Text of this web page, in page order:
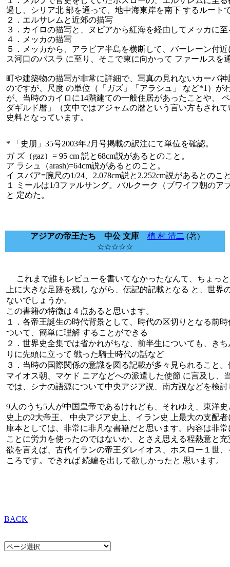
過し、シリア北 部を通って、地中海東岸を南下 するルート
２．エルサレムと近郊の描写
３．カイロの描写と、ヌビアから紅海を経由してメッカに
４．メッカの描写
５．メッカから、アラビア半島を横断して、バーレーン付
ス河口のバスラ に至り、そこで東に向かって ファールス
町や建築物の描写が非常に詳細で、写真の見れないカーバ
のですが、尺度 の単位（「ガズ」「アラシュ」 など*1）
が、当時のカイロに14階建ての一般住居があったことや、
ダギルド暦」（文中ではアジャムの暦という言い方もされ
史料となっています。
* 「史朋」35号2003年2月号掲載の訳注にて単位を確認。
ガ ズ（gaz）= 95 cm 説と68cm説があるとのこと。
ア ラシュ（arash)=64cm説があるとのこと。
イ スバア=腕尺の1/24、2.078cm説と2.252cm説があるとの
１ ミールは1/3ファルサング。バルクーク（ブワイフ朝の
と 定めた。
アジアの帝王たち 中公 文庫 植 村 清二 (著)
☆☆☆☆☆
これまで誰もレビューを書いてなかったなんて、ちょっ
上に大きな足跡を残し ながら、伝記的記載となる と、世
ないでしょうか。
この書籍の特徴は４点あると思います。
１．各帝王誕生の時代背景として、時代の区切りとなる前
ついて、簡単に理解 することができる
２．世界史全集では省かれがちな、前半生についても、き
りに先頭に立って 戦った騎士時代の話など
３．当時の国際関係の意識を図る記載が多々見られること
マイオス朝、マケド ニアなどへの派遣した使節 に言及し
では、シナの語源について中央アジア説、南方説などを検
9人のうち5人が中国皇帝であるけれども、それゆえ、東洋
史上の2大帝王、 中央アジア史上、イラン史 上最大の支配
庫本としては、非常に非凡な書籍だと思います。内容は非
ことに労力を使ったのではないか、とさえ思える程熱意と
欲を言えば、古代イランの帝王ダレイオス、ホスロー１世
ころです。できれば 続編を出して欲しかったと 思います。
BACK